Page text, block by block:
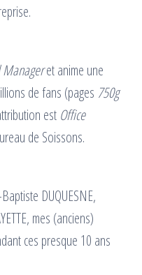
Manageret anime une
de fans (pages 750g
est Office
de Soissons.
DUQUESNE,
mes (anciens)
ces presque 10 ans